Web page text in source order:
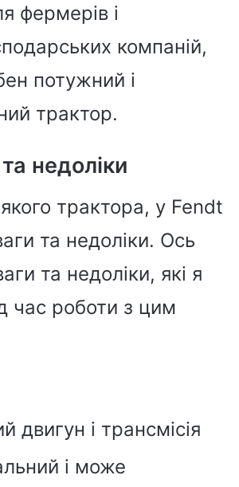
фермерів і
компаній,
потужний і
трактор.
недоліки
трактора, у Fendt
та недоліки. Ось
та недоліки, які я
час роботи з цим
двигун і трансмісія
і може